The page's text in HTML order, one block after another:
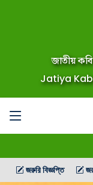
জাতীয়
Jatiya
বিজ্ঞপ্তি জরুরি